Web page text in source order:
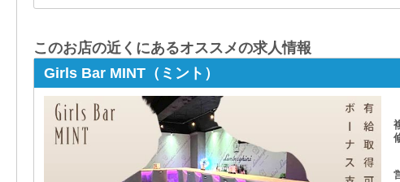
このお店の近くにあるオススメの求人情報
Girls Bar MINT（ミント）